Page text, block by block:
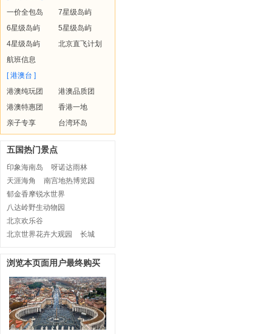
一价全包岛
7星级岛屿
6星级岛屿
5星级岛屿
4星级岛屿
北京直飞计划
航班信息
[ 港澳台 ]
港澳纯玩团
港澳品质团
港澳特惠团
香港一地
亲子专享
台湾环岛
五国热门景点
印象海南岛
呀诺达雨林
天涯海角
南宫地热博览园
郁金香摩锐水世界
八达岭野生动物园
北京欢乐谷
北京世界花卉大观园
长城
浏览本页面用户最终购买